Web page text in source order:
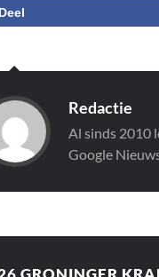
Deel
Redactie
Al sinds 2010
Google